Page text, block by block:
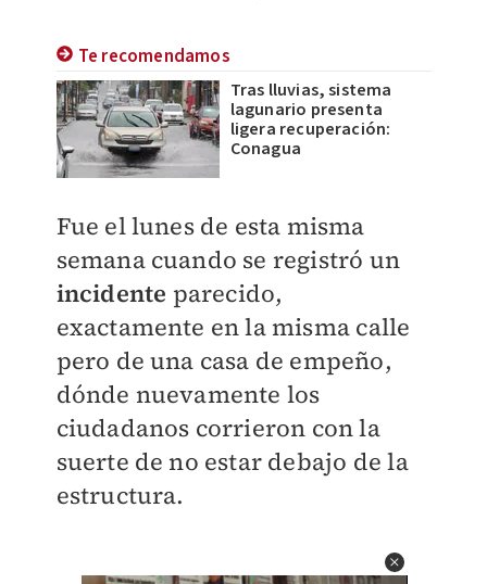
Te recomendamos
Tras lluvias, sistema
lagunario presenta
ligera recuperación:
Conagua
Fue el lunes de esta misma
semana cuando se registró un
incidente parecido,
exactamente en la misma calle
pero de una casa de empeño,
dónde nuevamente los
ciudadanos corrieron con la
suerte de no estar debajo de la
estructura.